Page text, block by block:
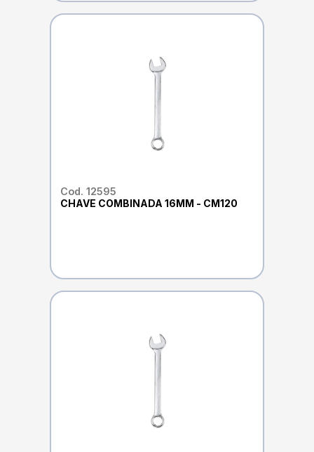
Cod. 12595
CHAVE COMBINADA 16MM - CM120